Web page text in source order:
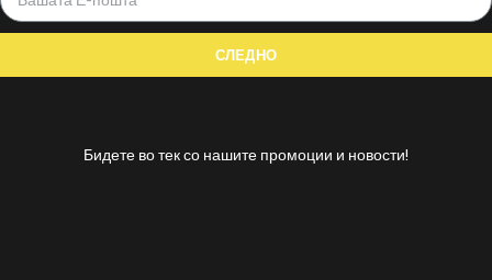
Бидете во тек со нашите промоции и новости!